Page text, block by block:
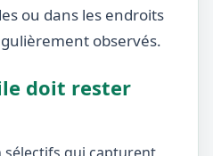
ou dans les endroits
observés.
doit rester